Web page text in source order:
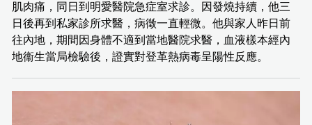
肌肉痛，同日到明愛醫院急症室求診。因發燒持續，他三
日後再到私家診所求醫，病徵一直輕微。他與家人昨日前
往內地，期間因身體不適到當地醫院求醫，血液樣本經內
地衞生當局檢驗後，證實對登革熱病毒呈陽性反應。